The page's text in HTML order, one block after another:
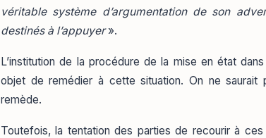
véritable système d’argumentation de son
destinés à l’appuyer».
L’institution de la procédure de la mise en état
objet de remédier à cette situation. On ne saurait
remède.
Toutefois, la tentation des parties de recourir à